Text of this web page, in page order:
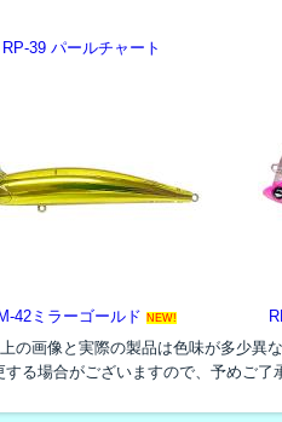
RP-39 パールチャート
42ミラーゴールド NEW!
の画像と実際の製品は色味が多少異
する場合がございますので、予めご了